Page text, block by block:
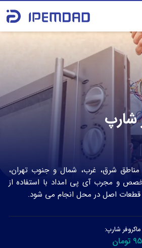
شارپ
مناطق شرق، غرب، شمال و جنوب تهران،
و مجرب آی پی امداد با استفاده از
شارپ: